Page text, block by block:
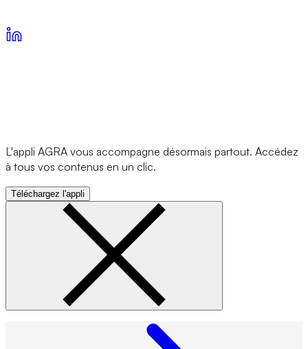
L'appli AGRA vous accompagne désormais partout. Accédez
à tous vos contenus en un clic.
Téléchargez l'appli